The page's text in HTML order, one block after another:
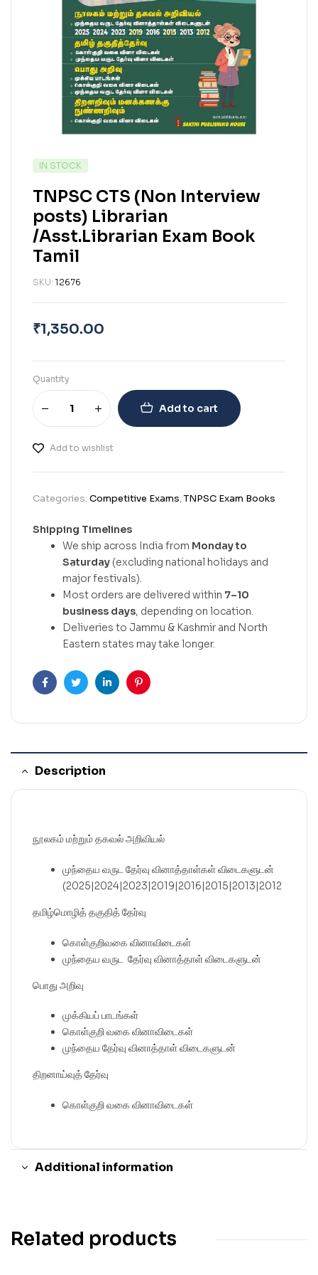
IN STOCK
TNPSC CTS (Non Interview
posts) Librarian
/Asst.Librarian Exam Book
Tamil
SKU: 12676
₹1,350.00
Quantity
Add to cart
Add to wishlist
Categories: Competitive Exams,TNPSC Exam Books
Shipping Timelines
We ship across India from Monday to
Saturday (excluding national holidays and
major festivals).
Most orders are delivered within 7–10
business days, depending on location.
Deliveries to Jammu & Kashmir and North
Eastern states may take longer.
FacebookTwitterLinkedinPinterest
Description
நூலகம் மற்றும் தகவல் அறிவியல்
முந்தைய வருட தேர்வு வினாத்தாள்கள் விடைகளுடன்
(2025|2024|2023|2019|2016|2015|2013|2012
தமிழ்மொழித் தகுதித் தேர்வு
கொள்குறிவகை வினாவிடைகள்
முந்தைய வருட தேர்வு வினாத்தாள் விடைகளுடன்
பொது அறிவு
முக்கியப் பாடங்கள்
கொள்குறி வகை வினாவிடைகள்
முந்தைய தேர்வு வினாத்தாள் விடைகளுடன்
திறனாய்வுத் தேர்வு
கொள்குறி வகை வினாவிடைகள்
Additional information
Related products